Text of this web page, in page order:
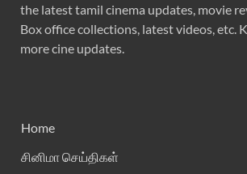
the latest tamil cinema updates, movie
Box office collections, latest videos, etc.
more cine updates.
Home
சினிமா செய்திகள்